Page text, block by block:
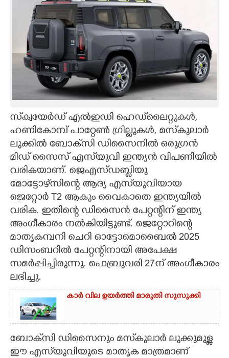
INFO+
LITERATURE
ZOOM
CONTACT US
സ്‌ക്വയേർഡ് എൽഇഡി ഹെഡ്‌ലൈറ്റുകൾ,
ഹണികോമ്പ് പാറ്റേൺ ഗ്രില്ലുകൾ, മസ്‌കുലാർ
ലുക്കിൽ ബോക്‌സി ഡിസൈനിൽ ഒരുഗ്രൻ
മിഡ് സൈസ് എസ്‌യുവി ഇന്ത്യൻ വിപണിയിൽ
വരികയാണ്. ജെഎസ്‌ഡബ്ളിയു
മോട്ടോഴ്‌സിന്റെ ആദ്യ എസ്‌യുവിയായ
ജെറ്റോർ T2 ആകും വൈകാതെ ഇന്ത്യയിൽ
വരിക. ഇതിന്റെ ഡിസൈൻ പേറ്റന്റിന് ഇന്ത്യ
അംഗീകാരം നൽകിയിട്ടുണ്ട്. ജെറ്റോറിന്റെ
മാതൃകമ്പനി ചെറി ഓട്ടോമൊബൈൽ 2025
ഡിസംബറിൽ പേറ്റന്റിനായി അപേക്ഷ
സമർപ്പിച്ചിരുന്നു. ഫെബ്രുവരി 27ന് അംഗീകാരം
ലഭിച്ചു.
കാർ വില ഉയർത്തി മാരുതി സുസുക്കി
ബോക്‌സി ഡിസൈനും മസ്‌കുലാർ ലുക്കുമുള്ള
ഈ എസ്‌യുവിയുടെ മാതൃക മാത്രമാണ്